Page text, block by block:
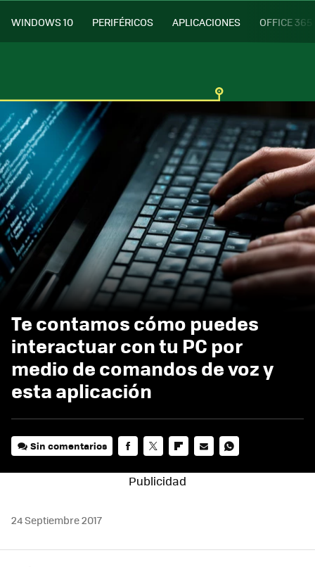
WINDOWS 10 PERIFÉRICOS APLICACIONES OFFICE 365
Te contamos cómo puedes
interactuar con tu PC por
medio de comandos de voz y
esta aplicación
Sin comentarios
24 Septiembre 2017